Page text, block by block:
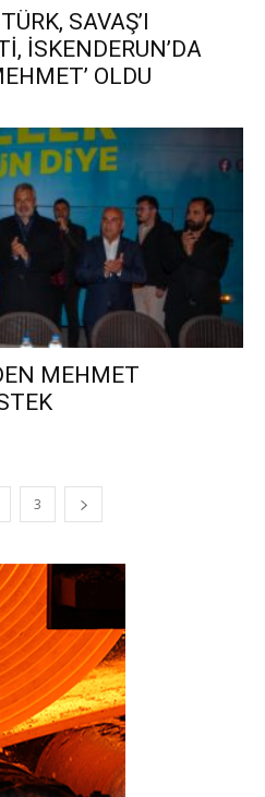
SAVAŞ’I
İSKENDERUN’DA
OLDU
MEHMET
3